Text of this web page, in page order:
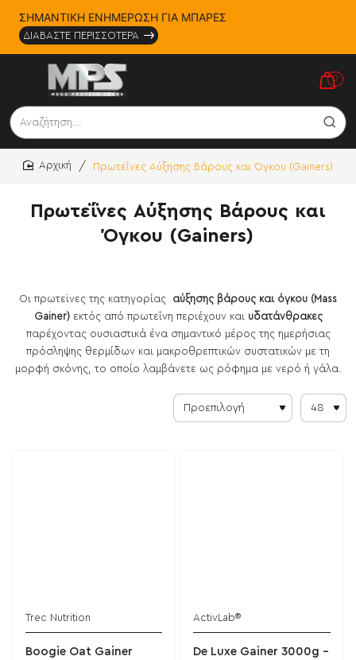
ΣΗΜΑΝΤΙΚΗ ΕΝΗΜΕΡΩΣΗ ΓΙΑ ΜΠΑΡΕΣ
ΔΙΑΒΑΣΤΕ ΠΕΡΙΣΣΟΤΕΡΑ
0
Αναζήτηση...
Πρωτεΐνες Αύξησης Βάρους και
Όγκου (Gainers)
Πρωτεΐνες Αύξησης Βάρους και Όγκου (Gainers)
Οι πρωτεϊνες της κατηγορίας
αύξησης βάρους και όγκου (Mass
Gainer) εκτός από πρωτεΐνη περιέχουν και υδατάνθρακες
παρέχοντας ουσιαστικά ένα σημαντικό μέρος της ημερήσιας
πρόσληψης θερμίδων και μακροθρεπτικών συστατικών με τη
μορφή σκόνης, το οποίο λαμβάνετε ως ρόφημα με νερό ή γάλα.
Trec Nutrition
Boogie Oat Gainer
ActivLab®
De Luxe Gainer 3000g -